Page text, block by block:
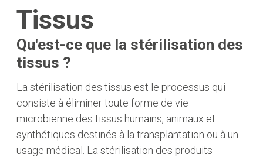
Tissus
Qu'est-ce que la stérilisation des
tissus ?
La stérilisation des tissus est le processus qui
consiste à éliminer toute forme de vie
microbienne des tissus humains, animaux et
synthétiques destinés à la transplantation ou à un
usage médical. La stérilisation des produits